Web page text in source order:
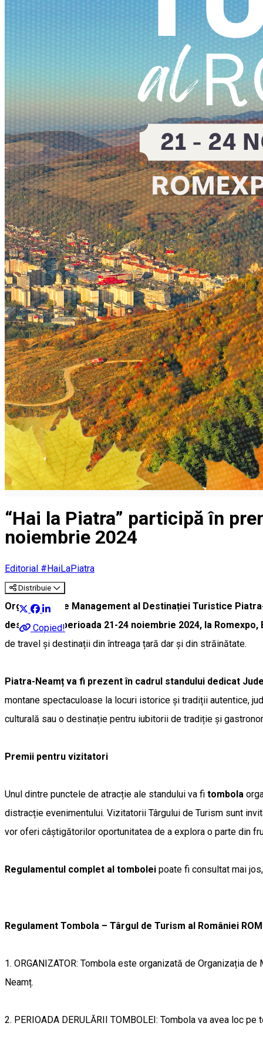
“Hai la Piatra” participă în
noiembrie 2024
Editorial #HaiLaPiatra
Distribuie
Copied!
Organizația de Management al Destinației Turistice
desfășura în perioada 21-24 noiembrie 2024, la Romexpo,
de travel și destinații din întreaga țară dar și din străinătate.
Piatra-Neamț va fi prezent în cadrul standului dedicat
montane spectaculoase la locuri istorice și tradiții autentice,
culturală sau o destinație pentru iubitorii de tradiție și
Premii pentru vizitatori
Unul dintre punctele de atracție ale standului va fi tombola
distracție evenimentului. Vizitatorii Târgului de Turism sunt
vor oferi câștigătorilor oportunitatea de a explora o parte din
Regulamentul complet al tombolei poate fi consultat mai
Regulament Tombola – Târgul de Turism al României
1. ORGANIZATOR: Tombola este organizată de Organizația
Neamț.
2. PERIOADA DERULĂRII TOMBOLEI: Tombola va avea loc